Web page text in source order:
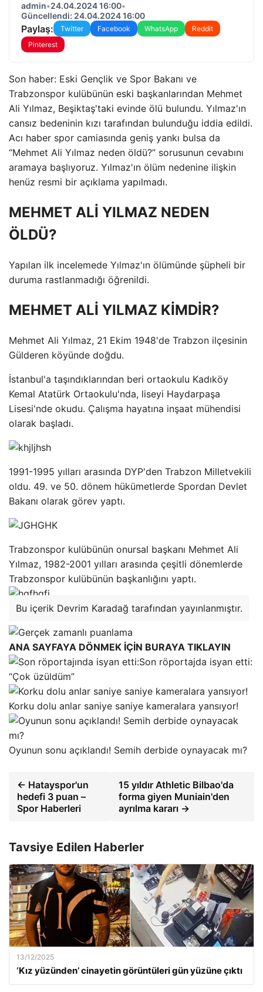
admin•24.04.2024 16:00•
Güncellendi: 24.04.2024 16:00
Paylaş: Twitter Facebook WhatsApp
Reddit
Pinterest
Son haber: Eski Gençlik ve Spor Bakanı ve
Trabzonspor kulübünün eski başkanlarından Mehmet
Ali Yılmaz, Beşiktaş'taki evinde ölü bulundu. Yılmaz'ın
cansız bedeninin kızı tarafından bulunduğu iddia edildi.
Acı haber spor camiasında geniş yankı bulsa da
“Mehmet Ali Yılmaz neden öldü?” sorusunun cevabını
aramaya başlıyoruz. Yılmaz'ın ölüm nedenine ilişkin
henüz resmi bir açıklama yapılmadı.
MEHMET ALİ YILMAZ NEDEN
ÖLDÜ?
Yapılan ilk incelemede Yılmaz'ın ölümünde şüpheli bir
duruma rastlanmadığı öğrenildi.
MEHMET ALİ YILMAZ KİMDİR?
Mehmet Ali Yılmaz, 21 Ekim 1948'de Trabzon ilçesinin
Gülderen köyünde doğdu.
İstanbul'a taşındıklarından beri ortaokulu Kadıköy
Kemal Atatürk Ortaokulu'nda, liseyi Haydarpaşa
Lisesi'nde okudu. Çalışma hayatına inşaat mühendisi
olarak başladı.
1991-1995 yılları arasında DYP'den Trabzon Milletvekili
oldu. 49. ve 50. dönem hükümetlerde Spordan Devlet
Bakanı olarak görev yaptı.
Trabzonspor kulübünün onursal başkanı Mehmet Ali
Yılmaz, 1982-2001 yılları arasında çeşitli dönemlerde
Trabzonspor kulübünün başkanlığını yaptı.
Bu içerik Devrim Karadağ tarafından yayınlanmıştır.
ANA SAYFAYA DÖNMEK İÇİN BURAYA TIKLAYIN
Son röportajda isyan etti:
“Çok üzüldüm”
Korku dolu anlar saniye saniye kameralara yansıyor!
Oyunun sonu açıklandı! Semih derbide oynayacak mı?
← Hatayspor'un
hedefi 3 puan –
Spor Haberleri
15 yıldır Athletic Bilbao'da
forma giyen Muniain'den
ayrılma kararı →
Tavsiye Edilen Haberler
13/12/2025
‘Kız yüzünden’ cinayetin görüntüleri gün yüzüne çıktı